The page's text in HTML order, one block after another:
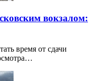
вокзалом:
время от сдачи